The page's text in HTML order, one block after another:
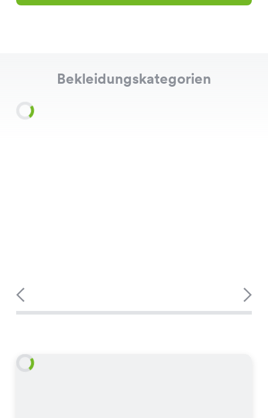
Bekleidungskategorien